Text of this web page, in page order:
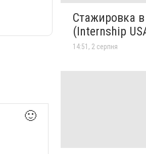
🙂
Стажировка
(Internship
14:51, 2 серпня